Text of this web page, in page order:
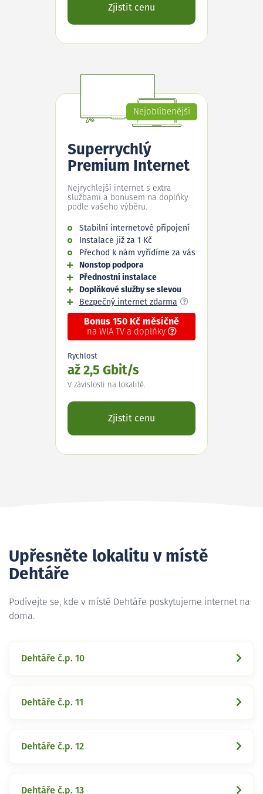
Zjistit cenu
Nejoblíbenější
Superrychlý
Premium Internet
Nejrychlejší internet s extra
službami a bonusem na doplňky
podle vašeho výběru.
Stabilní internetové připojení
Instalace již za 1 Kč
Přechod k nám vyřídíme za vás
Nonstop podpora
Přednostní instalace
Doplňkové služby se slevou
Bezpečný internet zdarma
Bonus 150 Kč měsíčně
na WIA TV a doplňky
Rychlost
až 2,5 Gbit/s
V závislosti na lokalitě.
Zjistit cenu
Upřesněte lokalitu v místě
Dehtáře
Podívejte se, kde v místě Dehtáře poskytujeme internet na
doma.
Dehtáře č.p. 10
Dehtáře č.p. 11
Dehtáře č.p. 12
Dehtáře č.p. 13